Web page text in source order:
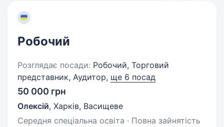
Робочий
Розглядає посади: Робочий, Торговий
представник, Аудитор, ще 6 посад
50 000 грн
Олексій, Харків, Васищеве
Середня спеціальна освіта · Повна зайнятість